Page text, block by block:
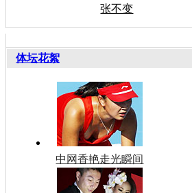
张不变
体坛花絮
中网香艳走光瞬间